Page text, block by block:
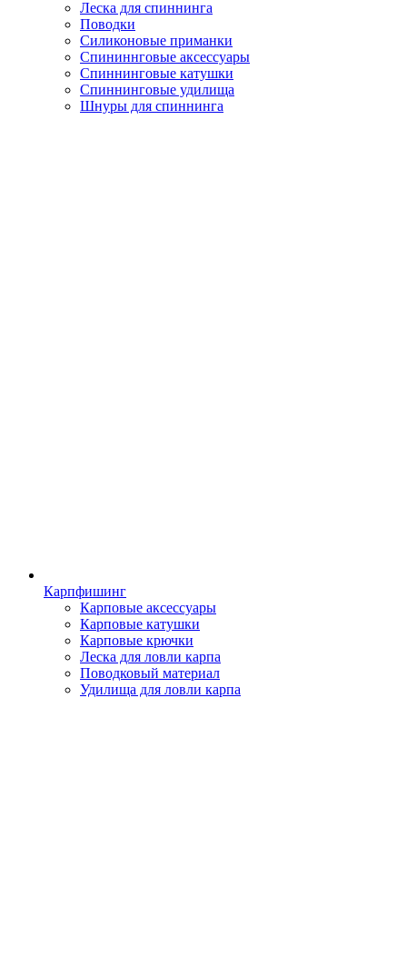
Леска для спиннинга
Поводки
Силиконовые приманки
Спининнговые аксессуары
Спиннинговые катушки
Спиннинговые удилища
Шнуры для спиннинга
Карпфишинг
Карповые аксессуары
Карповые катушки
Карповые крючки
Леска для ловли карпа
Поводковый материал
Удилища для ловли карпа